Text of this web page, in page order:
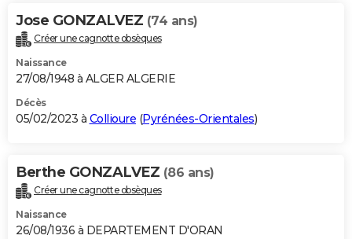
Jose GONZALVEZ (74 ans)
Créer une cagnotte obsèques
Naissance
27/08/1948 à ALGER ALGERIE
Décès
05/02/2023 à Collioure (Pyrénées-Orientales)
Berthe GONZALVEZ (86 ans)
Créer une cagnotte obsèques
Naissance
26/08/1936 à DEPARTEMENT D'ORAN